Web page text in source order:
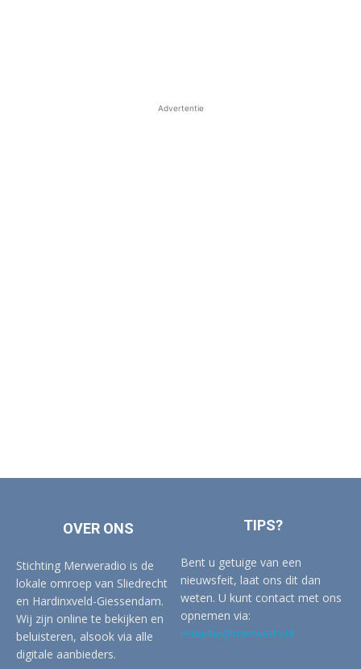
Advertentie
OVER ONS
Stichting Merweradio is de
lokale omroep van Sliedrecht
en Hardinxveld-Giessendam.
Wij zijn online te bekijken en
beluisteren, alsook via alle
digitale aanbieders.
TIPS?
Bent u getuige van een
nieuwsfeit, laat ons dit dan
weten. U kunt contact met ons
opnemen via:
redactie@merwertv.nl